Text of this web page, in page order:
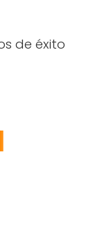
de éxito